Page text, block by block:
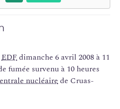
EDFdimanche 6 avril 2008 à 11
fumée survenu à 10 heures
nucléairede Cruas-